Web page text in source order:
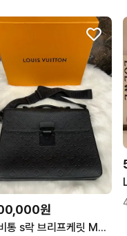
원
루이비통 s락 브리프케릿 M20835